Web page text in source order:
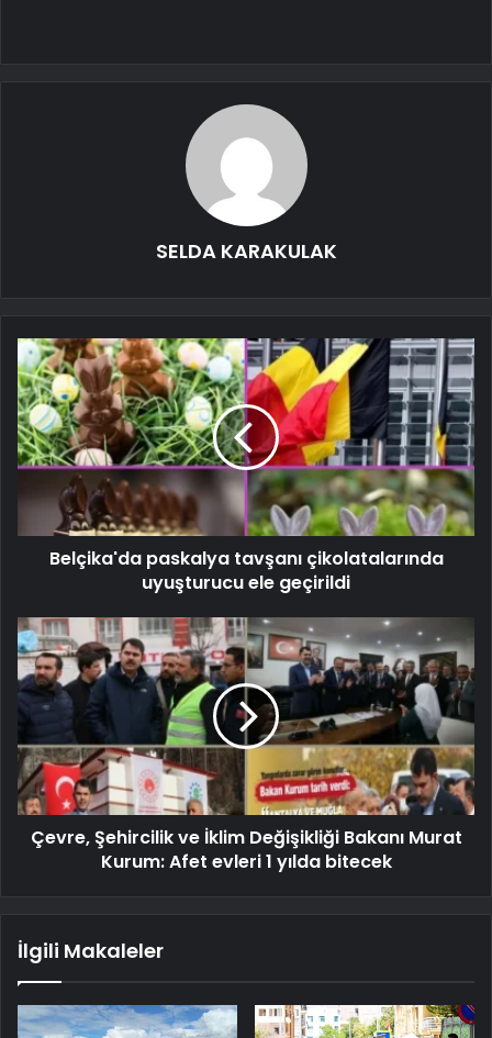
SELDA KARAKULAK
Belçika'da paskalya tavşanı çikolatalarında
uyuşturucu ele geçirildi
Çevre, Şehircilik ve İklim Değişikliği Bakanı Murat
Kurum: Afet evleri 1 yılda bitecek
İlgili Makaleler